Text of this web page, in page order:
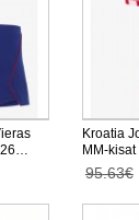
Kroatia
MM-
95.63€